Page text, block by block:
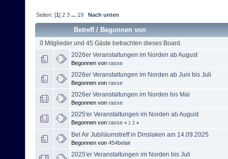
Seiten: [1]2 3 ...19 Nach unten
Betreff/ Begonnen von
0 Mitglieder und 45 Gäste betrachten dieses Board.
2026er Veranstaltungen im Norden ab August
Begonnen von rasse
2026er Veranstaltungen im Norden ab Juni bis Juli
Begonnen von rasse
2026er Veranstaltungen im Norden bis Mai
Begonnen von rasse
2025'er Veranstaltungen im Norden ab August
Begonnen von rasse « 1 2 »
Bel Air Jubiläumstreff in Dinslaken am 14.09.2025
Begonnen von 454belair
2025'er Veranstaltungen im Norden bis Juli